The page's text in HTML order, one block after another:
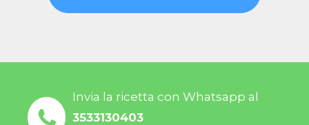
Invia la ricetta con Whatsapp al
3533130403